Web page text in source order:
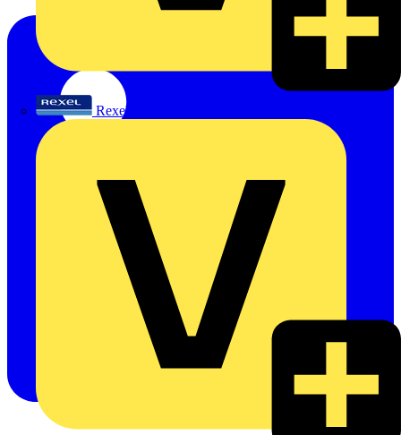
Rexel